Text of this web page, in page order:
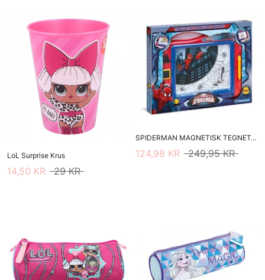
LoL Surprise Krus
14,50 KR 29 KR
SPIDERMAN MAGNETISK TEGNETAVLE
124,98 KR 249,95 KR